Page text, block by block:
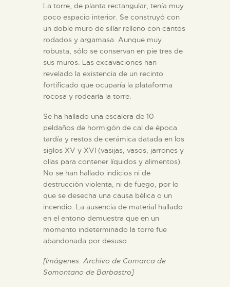
La torre, de planta rectangular, tenía muy
poco espacio interior. Se construyó con
un doble muro de sillar relleno con cantos
rodados y argamasa. Aunque muy
robusta, sólo se conservan en pie tres de
sus muros. Las excavaciones han
revelado la existencia de un recinto
fortificado que ocuparía la plataforma
rocosa y rodearía la torre.
Se ha hallado una escalera de 10
peldaños de hormigón de cal de época
tardía y restos de cerámica datada en los
siglos XV y XVI (vasijas, vasos, jarrones y
ollas para contener líquidos y alimentos).
No se han hallado indicios ni de
destrucción violenta, ni de fuego, por lo
que se desecha una causa bélica o un
incendio. La ausencia de material hallado
en el entono demuestra que en un
momento indeterminado la torre fue
abandonada por desuso.
[Imágenes: Archivo de Comarca de
Somontano de Barbastro]